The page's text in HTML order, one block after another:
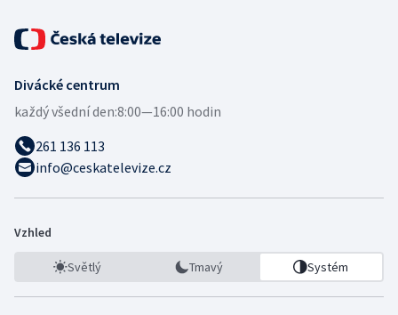
Divácké centrum
každý všední den:8:00—16:00 hodin
261 136 113
info@ceskatelevize.cz
Vzhled
Světlý Tmavý Systém